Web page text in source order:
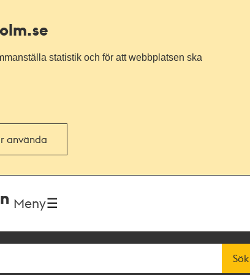
statistik och för att webbplatsen ska
använda
Meny
Sök